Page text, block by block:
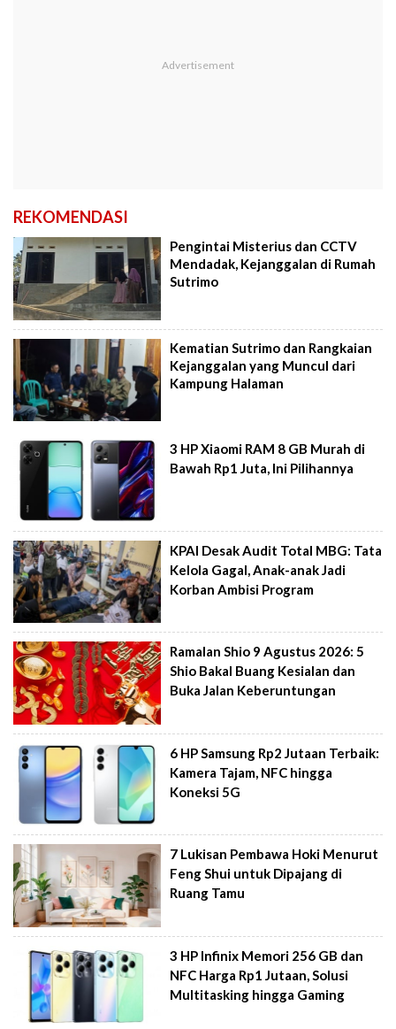
REKOMENDASI
Pengintai Misterius dan CCTV
Mendadak, Kejanggalan di Rumah
Sutrimo
Kematian Sutrimo dan Rangkaian
Kejanggalan yang Muncul dari
Kampung Halaman
3 HP Xiaomi RAM 8 GB Murah di
Bawah Rp1 Juta, Ini Pilihannya
KPAI Desak Audit Total MBG: Tata
Kelola Gagal, Anak-anak Jadi
Korban Ambisi Program
Ramalan Shio 9 Agustus 2026: 5
Shio Bakal Buang Kesialan dan
Buka Jalan Keberuntungan
6 HP Samsung Rp2 Jutaan Terbaik:
Kamera Tajam, NFC hingga
Koneksi 5G
7 Lukisan Pembawa Hoki Menurut
Feng Shui untuk Dipajang di
Ruang Tamu
3 HP Infinix Memori 256 GB dan
NFC Harga Rp1 Jutaan, Solusi
Multitasking hingga Gaming